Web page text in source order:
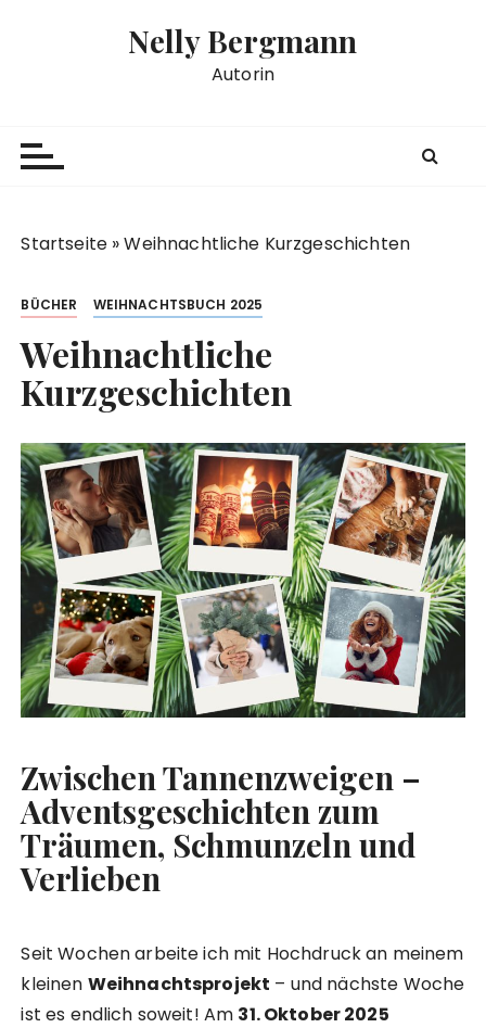
Nelly Bergmann
Autorin
Startseite »Weihnachtliche Kurzgeschichten
BÜCHER WEIHNACHTSBUCH 2025
Weihnachtliche
Kurzgeschichten
Zwischen Tannenzweigen –
Adventsgeschichten zum
Träumen, Schmunzeln und
Verlieben
Seit Wochen arbeite ich mit Hochdruck an meinem
kleinen Weihnachtsprojekt – und nächste Woche
ist es endlich soweit! Am 31. Oktober 2025